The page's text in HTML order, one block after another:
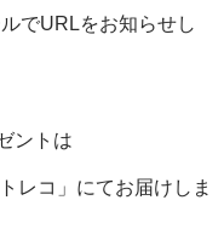
でURLをお知らせし
ントは
レコ」にてお届けしま